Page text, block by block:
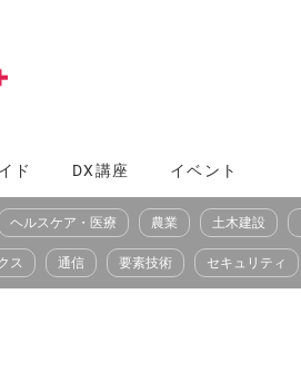
ド DX講座 イベント
ヘルスケア・医療 農業 土木建設
ス 通信 要素技術 セキュリティ